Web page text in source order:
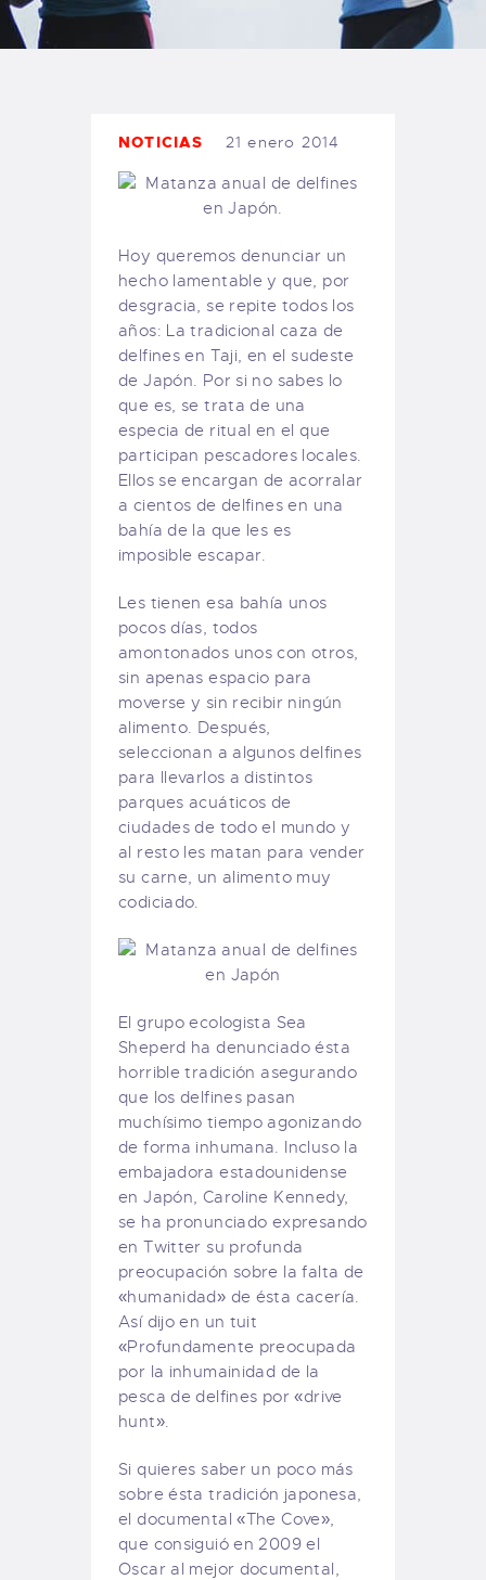
TIENDA FAMILY SURFERS
WEBCAM SALINAS
NOTICIAS 21 enero 2014
Hoy queremos denunciar un
hecho lamentable y que, por
desgracia, se repite todos los
años: La tradicional caza de
delfines en Taji, en el sudeste
de Japón. Por si no sabes lo
que es, se trata de una
especia de ritual en el que
participan pescadores locales.
Ellos se encargan de acorralar
a cientos de delfines en una
bahía de la que les es
imposible escapar.
Les tienen esa bahía unos
pocos días, todos
amontonados unos con otros,
sin apenas espacio para
moverse y sin recibir ningún
alimento. Después,
seleccionan a algunos delfines
para llevarlos a distintos
parques acuáticos de
ciudades de todo el mundo y
al resto les matan para vender
su carne, un alimento muy
codiciado.
El grupo ecologista Sea
Sheperd ha denunciado ésta
horrible tradición asegurando
que los delfines pasan
muchísimo tiempo agonizando
de forma inhumana. Incluso la
embajadora estadounidense
en Japón, Caroline Kennedy,
se ha pronunciado expresando
en Twitter su profunda
preocupación sobre la falta de
«humanidad» de ésta cacería.
Así dijo en un tuit
«Profundamente preocupada
por la inhumainidad de la
pesca de delfines por «drive
hunt».
Si quieres saber un poco más
sobre ésta tradición japonesa,
el documental «The Cove»,
que consiguió en 2009 el
Oscar al mejor documental,